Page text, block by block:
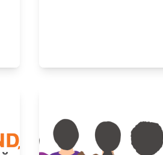
exclusiv către mediul de
afaceri.